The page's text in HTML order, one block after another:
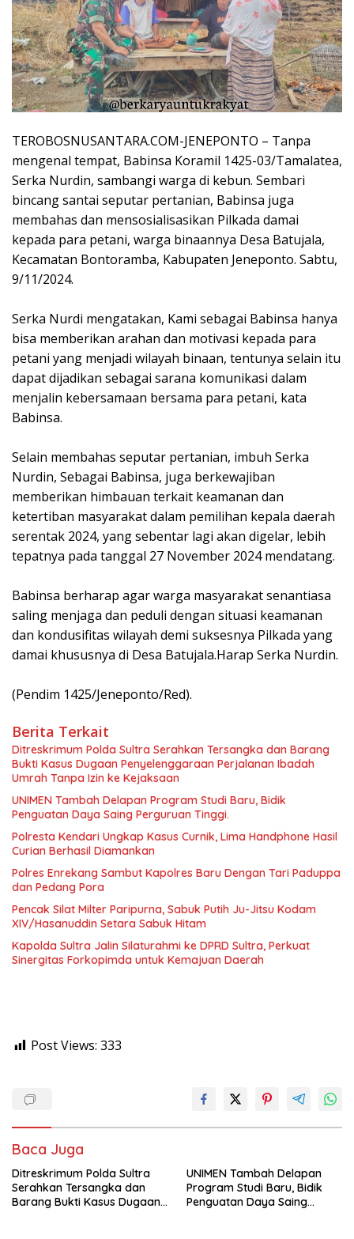
TEROBOSNUSANTARA.COM-JENEPONTO – Tanpa
mengenal tempat, Babinsa Koramil 1425-03/Tamalatea,
Serka Nurdin, sambangi warga di kebun. Sembari
bincang santai seputar pertanian, Babinsa juga
membahas dan mensosialisasikan Pilkada damai
kepada para petani, warga binaannya Desa Batujala,
Kecamatan Bontoramba, Kabupaten Jeneponto. Sabtu,
9/11/2024.
Serka Nurdi mengatakan, Kami sebagai Babinsa hanya
bisa memberikan arahan dan motivasi kepada para
petani yang menjadi wilayah binaan, tentunya selain itu
dapat dijadikan sebagai sarana komunikasi dalam
menjalin kebersamaan bersama para petani, kata
Babinsa.
Selain membahas seputar pertanian, imbuh Serka
Nurdin, Sebagai Babinsa, juga berkewajiban
memberikan himbauan terkait keamanan dan
ketertiban masyarakat dalam pemilihan kepala daerah
serentak 2024, yang sebentar lagi akan digelar, lebih
tepatnya pada tanggal 27 November 2024 mendatang.
Babinsa berharap agar warga masyarakat senantiasa
saling menjaga dan peduli dengan situasi keamanan
dan kondusifitas wilayah demi suksesnya Pilkada yang
damai khususnya di Desa Batujala.Harap Serka Nurdin.
(Pendim 1425/Jeneponto/Red).
Berita Terkait
Ditreskrimum Polda Sultra Serahkan Tersangka dan Barang
Bukti Kasus Dugaan Penyelenggaraan Perjalanan Ibadah
Umrah Tanpa Izin ke Kejaksaan
UNIMEN Tambah Delapan Program Studi Baru, Bidik
Penguatan Daya Saing Perguruan Tinggi.
Polresta Kendari Ungkap Kasus Curnik, Lima Handphone Hasil
Curian Berhasil Diamankan
Polres Enrekang Sambut Kapolres Baru Dengan Tari Paduppa
dan Pedang Pora
Pencak Silat Milter Paripurna, Sabuk Putih Ju-Jitsu Kodam
XIV/Hasanuddin Setara Sabuk Hitam
Kapolda Sultra Jalin Silaturahmi ke DPRD Sultra, Perkuat
Sinergitas Forkopimda untuk Kemajuan Daerah
Post Views: 333
Baca Juga
Ditreskrimum Polda Sultra
Serahkan Tersangka dan
Barang Bukti Kasus Dugaan
UNIMEN Tambah Delapan
Program Studi Baru, Bidik
Penguatan Daya Saing